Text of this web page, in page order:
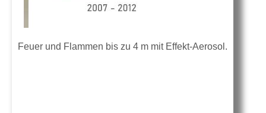
Feuer und Flammen bis zu 4 m mit Effekt-Aerosol.